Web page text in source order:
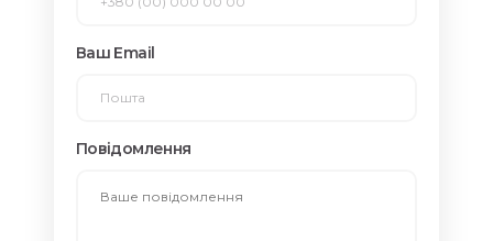
Ваш Email
Повідомлення